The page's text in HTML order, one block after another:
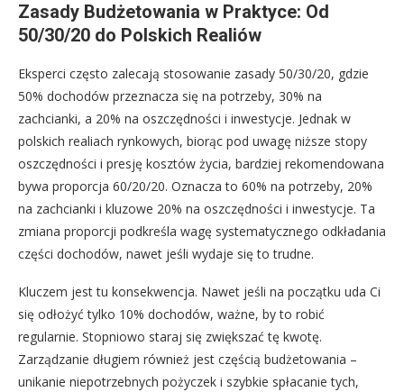
Zasady Budżetowania w Praktyce: Od
50/30/20 do Polskich Realiów
Eksperci często zalecają stosowanie zasady 50/30/20, gdzie
50% dochodów przeznacza się na potrzeby, 30% na
zachcianki, a 20% na oszczędności i inwestycje. Jednak w
polskich realiach rynkowych, biorąc pod uwagę niższe stopy
oszczędności i presję kosztów życia, bardziej rekomendowana
bywa proporcja 60/20/20. Oznacza to 60% na potrzeby, 20%
na zachcianki i kluzowe 20% na oszczędności i inwestycje. Ta
zmiana proporcji podkreśla wagę systematycznego odkładania
części dochodów, nawet jeśli wydaje się to trudne.
Kluczem jest tu konsekwencja. Nawet jeśli na początku uda Ci
się odłożyć tylko 10% dochodów, ważne, by to robić
regularnie. Stopniowo staraj się zwiększać tę kwotę.
Zarządzanie długiem również jest częścią budżetowania –
unikanie niepotrzebnych pożyczek i szybkie spłacanie tych,